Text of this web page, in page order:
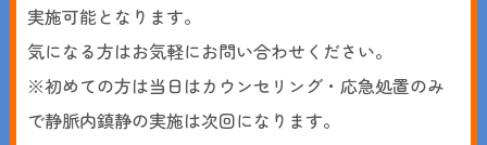
実施可能となります。
気になる方はお気軽にお問い合わせください。
※初めての方は当日はカウンセリング・応急処置のみ
で静脈内鎮静の実施は次回になります。